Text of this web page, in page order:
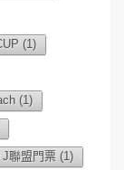
(1)
(1)
J聯盟門票 (1)